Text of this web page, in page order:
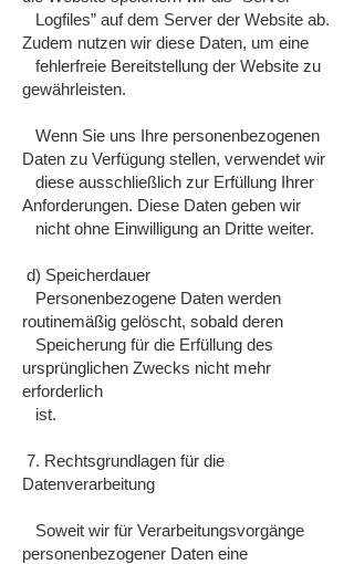
Logfiles” auf dem Server der Website ab.
Zudem nutzen wir diese Daten, um eine
fehlerfreie Bereitstellung der Website zu
gewährleisten.
Wenn Sie uns Ihre personenbezogenen
Daten zu Verfügung stellen, verwendet wir
diese ausschließlich zur Erfüllung Ihrer
Anforderungen. Diese Daten geben wir
nicht ohne Einwilligung an Dritte weiter.
d) Speicherdauer
Personenbezogene Daten werden
routinemäßig gelöscht, sobald deren
Speicherung für die Erfüllung des
ursprünglichen Zwecks nicht mehr
erforderlich
ist.
7. Rechtsgrundlagen für die
Datenverarbeitung
Soweit wir für Verarbeitungsvorgänge
personenbezogener Daten eine